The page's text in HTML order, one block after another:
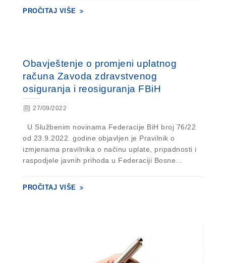
PROČITAJ VIŠE
Obavještenje o promjeni uplatnog
računa Zavoda zdravstvenog
osiguranja i reosiguranja FBiH
27/09/2022
U Službenim novinama Federacije BiH broj 76/22
od 23.9.2022. godine objavljen je Pravilnik o
izmjenama pravilnika o načinu uplate, pripadnosti i
raspodjele javnih prihoda u Federaciji Bosne...
PROČITAJ VIŠE